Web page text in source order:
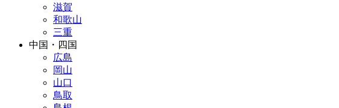
滋賀
和歌山
三重
中国・四国
広島
岡山
山口
鳥取